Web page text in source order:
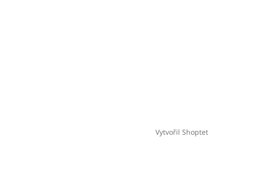
Vytvořil Shoptet